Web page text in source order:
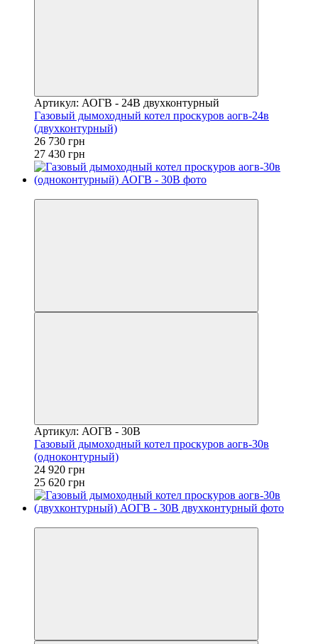
Артикул: АОГВ - 24В двухконтурный
Газовый дымоходный котел проскуров аогв-24в
(двухконтурный)
26 730 грн
27 430 грн
Артикул: АОГВ - 30В
Газовый дымоходный котел проскуров аогв-30в
(одноконтурный)
24 920 грн
25 620 грн